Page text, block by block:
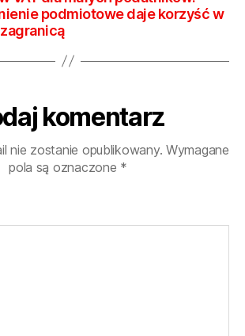
podmiotowe daje korzyść w
komentarz
nie zostanie opublikowany. Wymagane
pola są oznaczone *